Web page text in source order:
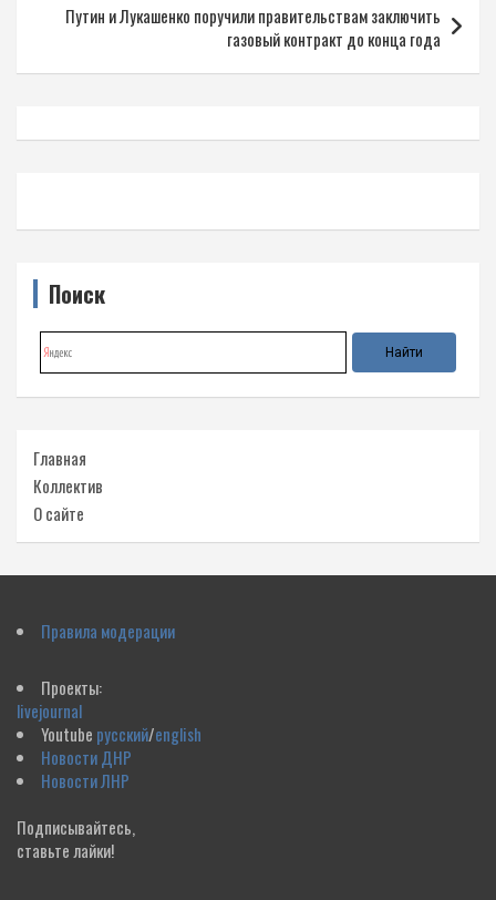
Путин и Лукашенко поручили правительствам заключить
газовый контракт до конца года
Поиск
Главная
Коллектив
О сайте
Правила модерации
Проекты:
livejournal
Youtube русский/english
Новости ДНР
Новости ЛНР
Подписывайтесь,
ставьте лайки!